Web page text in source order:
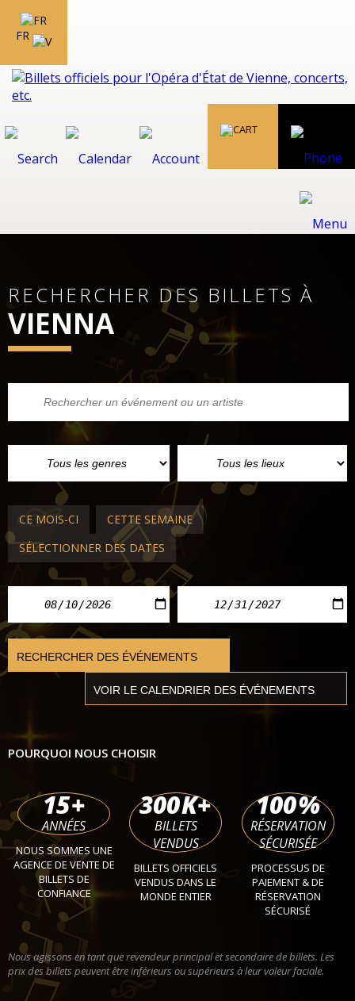
FR
RECHERCHER DES BILLETS À
VIENNA
CE MOIS-CI
CETTE SEMAINE
SÉLECTIONNER DES DATES
POURQUOI NOUS CHOISIR
15+
ANNÉES
NOUS SOMMES UNE
AGENCE DE VENTE DE
BILLETS DE
CONFIANCE
300K+
BILLETS
VENDUS
BILLETS OFFICIELS
VENDUS DANS LE
MONDE ENTIER
100%
RÉSERVATION
SÉCURISÉE
PROCESSUS DE
PAIEMENT & DE
RÉSERVATION
SÉCURISÉ
Nous agissons en tant que revendeur principal et secondaire de billets. Les
prix des billets peuvent être inférieurs ou supérieurs à leur valeur faciale.